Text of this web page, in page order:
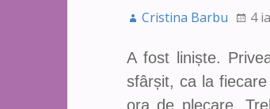
Cristina Barbu 4
A fost liniște.
sfârșit, ca la
ora de plecare.